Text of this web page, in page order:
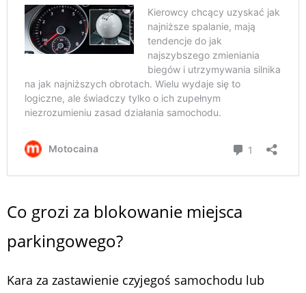
Co grozi za blokowanie miejsca
parkingowego?
Kara za zastawienie czyjegoś samochodu lub